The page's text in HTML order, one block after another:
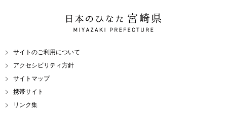
日本のひなた 宮崎県
MIYAZAKI PREFECTURE
サイトのご利用について
アクセシビリティ方針
サイトマップ
携帯サイト
リンク集